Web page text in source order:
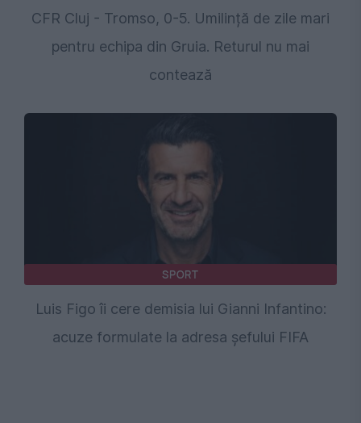
CFR Cluj - Tromso, 0-5. Umilință de zile mari
pentru echipa din Gruia. Returul nu mai
contează
SPORT
Luis Figo îi cere demisia lui Gianni Infantino:
acuze formulate la adresa șefului FIFA